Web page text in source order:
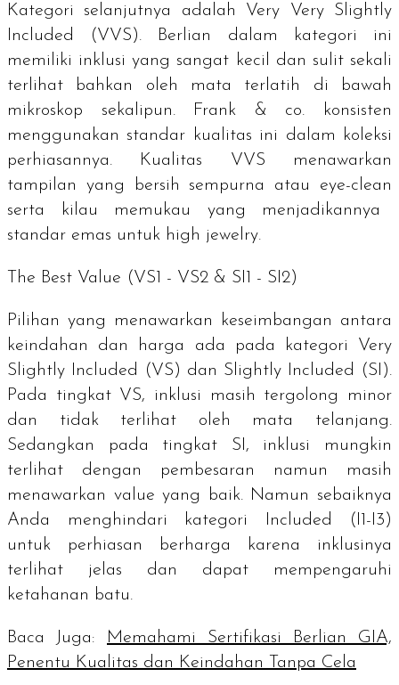
Kategori selanjutnya adalah Very Very Slightly
Included
(VVS). Berlian dalam kategori ini
memiliki inklusi yang sangat kecil dan sulit sekali
terlihat bahkan oleh mata terlatih di bawah
mikroskop sekalipun. Frank & co. konsisten
menggunakan standar kualitas ini dalam koleksi
perhiasannya. Kualitas VVS menawarkan
tampilan yang bersih sempurna atau eye-clean
serta kilau memukau yang menjadikannya
standar emas untuk high jewelry.
The Best Value (VS1 - VS2 & SI1 - SI2)
Pilihan yang menawarkan keseimbangan antara
keindahan dan harga ada pada kategori Very
Slightly Included
(VS) dan Slightly Included
(SI).
Pada tingkat VS, inklusi masih tergolong minor
dan tidak terlihat oleh mata telanjang.
Sedangkan pada tingkat SI, inklusi mungkin
terlihat dengan pembesaran namun masih
menawarkan value yang baik. Namun sebaiknya
Anda menghindari kategori
Included
(I1-I3)
untuk perhiasan berharga karena inklusinya
terlihat jelas dan dapat mempengaruhi
ketahanan batu.
Baca Juga:
Memahami Sertifikasi Berlian GIA,
Penentu Kualitas dan Keindahan Tanpa Cela